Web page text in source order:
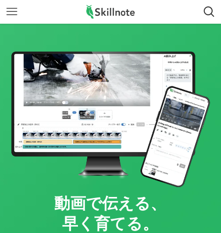
動画で伝える、
早く育てる。